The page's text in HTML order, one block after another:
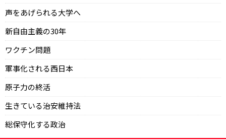
声をあげられる大学へ
新自由主義の30年
ワクチン問題
軍事化される西日本
原子力の終活
生きている治安維持法
総保守化する政治